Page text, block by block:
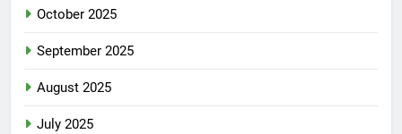
October 2025
September 2025
August 2025
July 2025